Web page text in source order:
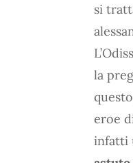
si
la
eroe
infatti